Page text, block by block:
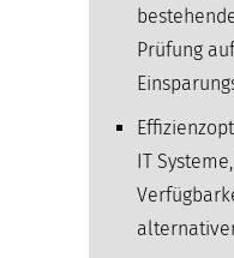
Prüfung auf
IT